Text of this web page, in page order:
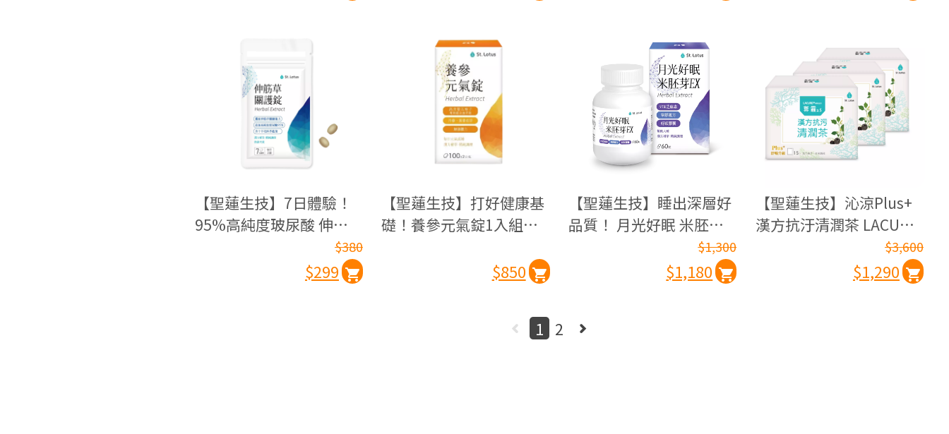
【聖蓮生技】7日體驗！
95%高純度玻尿酸 伸筋
草關護錠體驗包(14錠/$380
$299
【聖蓮生技】打好健康基
礎！養參元氣錠1入組
$850
【聖蓮生技】睡出深層好
品質！ 月光好眠 米胚芽
$1,300
$1,180
【聖蓮生技】沁涼Plus+
漢方抗汙清潤茶 LACURE
禦霾2.5 三入組(15入/盒)
$3,600
$1,290
1 2